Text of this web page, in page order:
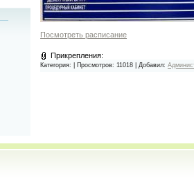
Посмотреть расписание
Прикрепления:
Категория: | Просмотров: 11018 | Добавил: